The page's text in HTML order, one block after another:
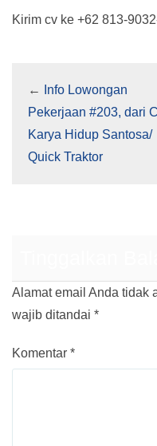
Kirim cv ke +62 813-
←
Info Lowongan
Pekerjaan #203, dari
Karya Hidup Santosa/
Quick Traktor
Alamat email Anda tidak
wajib ditandai *
Komentar *